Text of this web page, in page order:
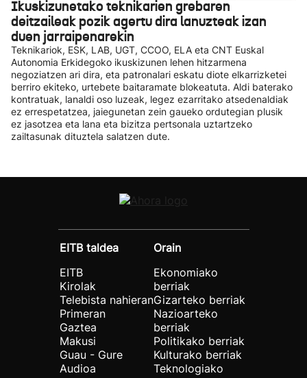
Ikuskizunetako teknikarien grebaren
deitzaileak pozik agertu dira lanuzteak izan
duen jarraipenarekin
Teknikariok, ESK, LAB, UGT, CCOO, ELA eta CNT Euskal
Autonomia Erkidegoko ikuskizunen lehen hitzarmena
negoziatzen ari dira, eta patronalari eskatu diote elkarrizketei
berriro ekiteko, urtebete baitaramate blokeatuta. Aldi baterako
kontratuak, lanaldi oso luzeak, legez ezarritako atsedenaldiak
ez errespetatzea, jaiegunetan zein gaueko ordutegian plusik
ez jasotzea eta lana eta bizitza pertsonala uztartzeko
zailtasunak dituztela salatzen dute.
EITB taldea
EITB
Kirolak
Telebista nahieran
Primeran
Gaztea
Makusi
Guau - Gure
Audioa
Orain
Ekonomiako
berriak
Gizarteko berriak
Nazioarteko
berriak
Politikako berriak
Kulturako berriak
Teknologiako